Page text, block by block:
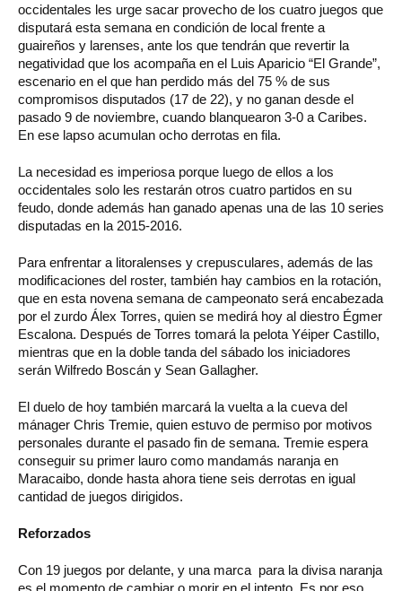
occidentales les urge sacar provecho de los cuatro juegos que
disputará esta semana en condición de local frente a
guaireños y larenses, ante los que tendrán que revertir la
negatividad que los acompaña en el Luis Aparicio “El Grande”,
escenario en el que han perdido más del 75 % de sus
compromisos disputados (17 de 22), y no ganan desde el
pasado 9 de noviembre, cuando blanquearon 3-0 a Caribes.
En ese lapso acumulan ocho derrotas en fila.
La necesidad es imperiosa porque luego de ellos a los
occidentales solo les restarán otros cuatro partidos en su
feudo, donde además han ganado apenas una de las 10 series
disputadas en la 2015-2016.
Para enfrentar a litoralenses y crepusculares, además de las
modificaciones del roster, también hay cambios en la rotación,
que en esta novena semana de campeonato será encabezada
por el zurdo Álex Torres, quien se medirá hoy al diestro Égmer
Escalona. Después de Torres tomará la pelota Yéiper Castillo,
mientras que en la doble tanda del sábado los iniciadores
serán Wilfredo Boscán y Sean Gallagher.
El duelo de hoy también marcará la vuelta a la cueva del
mánager Chris Tremie, quien estuvo de permiso por motivos
personales durante el pasado fin de semana. Tremie espera
conseguir su primer lauro como mandamás naranja en
Maracaibo, donde hasta ahora tiene seis derrotas en igual
cantidad de juegos dirigidos.
Reforzados
Con 19 juegos por delante, y una marca para la divisa naranja
es el momento de cambiar o morir en el intento. Es por eso